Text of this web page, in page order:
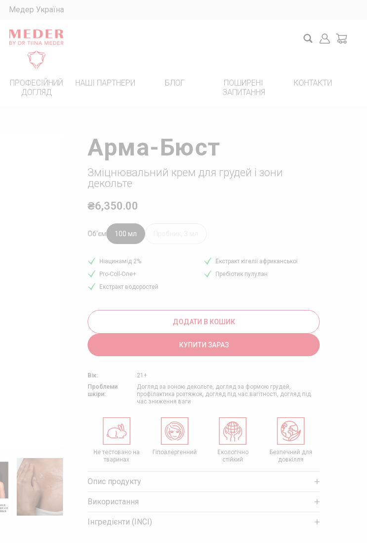
Медер Україна
ПРОФЕСІЙНИЙ
ДОГЛЯД
НАШІ ПАРТНЕРИ БЛОГ
ПОШИРЕНІ
ЗАПИТАННЯ
КОНТАКТИ
SearchLogin
Арма-Бюст
Зміцнювальний крем для грудей і зони
декольте
₴6,350.00
Об’єм 100 мл
Ніацинамід 2%
Екстракт кігелії африканської
Pro-Coll-One+
Пребіотик пулулан
Екстракт водоростей
ДОДАТИ В КОШИК
КУПИТИ ЗАРАЗ
Вік:
21+
Проблеми
шкіри:
Догляд за зоною декольте, догляд за формою грудей,
профілактика розтяжок, догляд під час вагітності, догляд під
час зниження ваги
тваринах
Гіпоалергенний
Екологічно
Безпечний для
довкілля
Сімейний бізнес
Опис продукту
Використання
Інгредієнти (INCI)